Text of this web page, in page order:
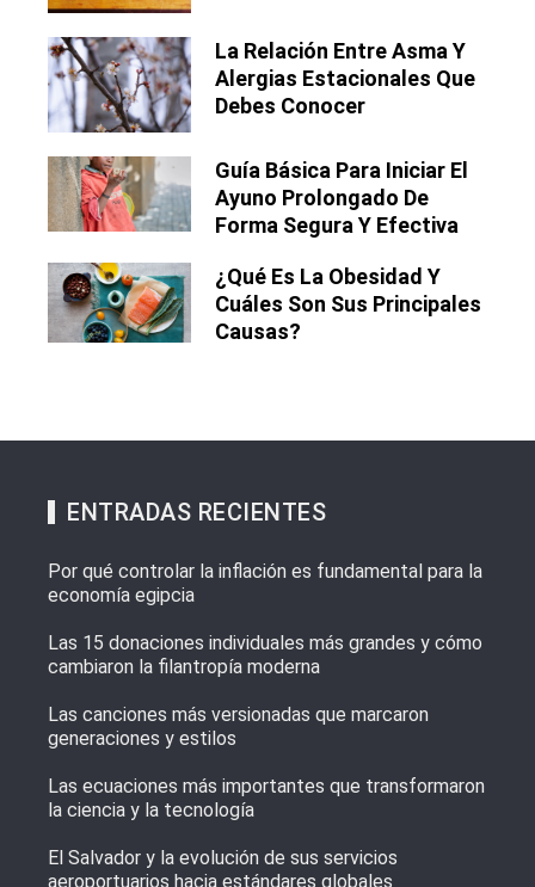
La Relación Entre Asma Y
Alergias Estacionales Que
Debes Conocer
Guía Básica Para Iniciar El
Ayuno Prolongado De
Forma Segura Y Efectiva
¿Qué Es La Obesidad Y
Cuáles Son Sus Principales
Causas?
ENTRADAS RECIENTES
Por qué controlar la inflación es fundamental para la
economía egipcia
Las 15 donaciones individuales más grandes y cómo
cambiaron la filantropía moderna
Las canciones más versionadas que marcaron
generaciones y estilos
Las ecuaciones más importantes que transformaron
la ciencia y la tecnología
El Salvador y la evolución de sus servicios
aeroportuarios hacia estándares globales